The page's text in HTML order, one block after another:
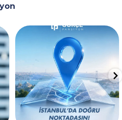
İstanbul’da konaklama için
doğru noktadasınız! 📍✨